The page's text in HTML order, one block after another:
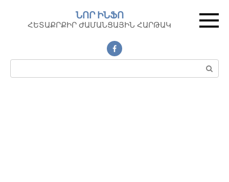
контенту
ՆՈՐ ԻՆՖՈ
ՀԵՏԱՔՐՔԻՐ ԺԱՄԱՆՑԱՅԻՆ ՀԱՐԹԱԿ
Поиск: